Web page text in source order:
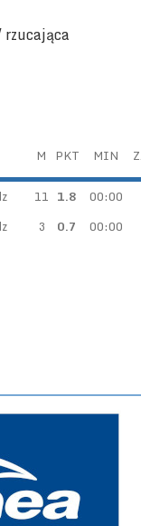
rzucająca
M PKT MIN
11 1.8
00:00
3 0.7 00:00